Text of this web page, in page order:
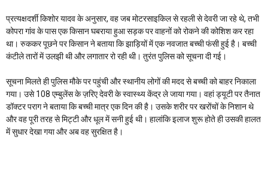
प्रत्यक्षदर्शी किशोर यादव के अनुसार, वह जब मोटरसाइकिल से रहली से देवरी जा रहे थे, तभी
कोपरा गांव के पास एक किसान घबराया हुआ सड़क पर वाहनों को रोकने की कोशिश कर रहा
था। रुककर पूछने पर किसान ने बताया कि झाड़ियों में एक नवजात बच्ची फंसी हुई है। बच्ची
कंटीले तारों में उलझी थी और लगातार रो रही थी। तुरंत पुलिस को सूचना दी गई।
सूचना मिलते ही पुलिस मौके पर पहुंची और स्थानीय लोगों की मदद से बच्ची को बाहर निकाला
गया। उसे 108 एम्बुलेंस के ज़रिए देवरी के स्वास्थ्य केंद्र ले जाया गया। वहां ड्यूटी पर तैनात
डॉक्टर पराग ने बताया कि बच्ची मात्र एक दिन की है। उसके शरीर पर खरोंचों के निशान थे
और वह पूरी तरह से मिट्टी और धूल में सनी हुई थी। हालांकि इलाज शुरू होते ही उसकी हालत
में सुधार देखा गया और अब वह सुरक्षित है।